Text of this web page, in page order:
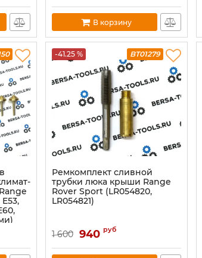
В корзину
-41.25 % BT01279
Ремкомплект сливной
трубки люка крыши Range
Rover Sport (LR054820,
LR054821)
1 600 940 руб